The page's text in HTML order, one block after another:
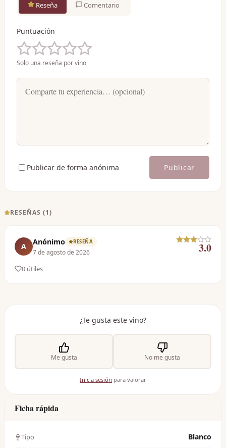
Reseña Comentario
Puntuación
Solo una reseña por vino
Publicar de forma anónima Publicar
RESEÑAS (1)
A Anónimo RESEÑA
7 de agosto de 2026 3.0
0 útiles
¿Te gusta este vino?
Me gusta No me gusta
Inicia sesión para valorar
Ficha rápida
Tipo Blanco